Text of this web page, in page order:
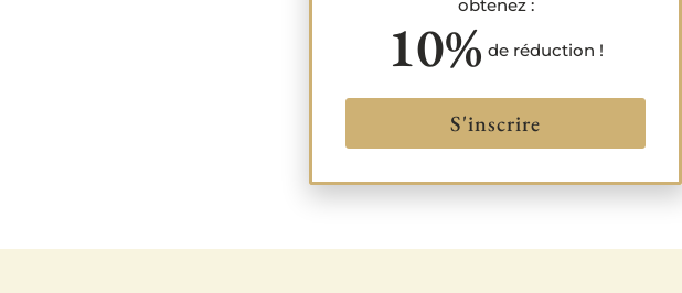
obtenez :
10% de réduction !
S'inscrire